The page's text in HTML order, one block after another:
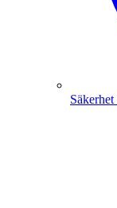
Säkerhet